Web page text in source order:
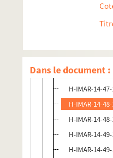
Dans le document :
H-IMAR-14-
H-IMAR-14-
H-IMAR-14-
H-IMAR-14-
H-IMAR-14-
H-IMAR-14-
H-IMAR-14-
H-IMAR-14-